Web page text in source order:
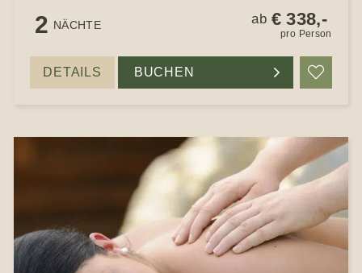
2 NÄCHTE ab € 338,-
pro Person
DETAILS BUCHEN